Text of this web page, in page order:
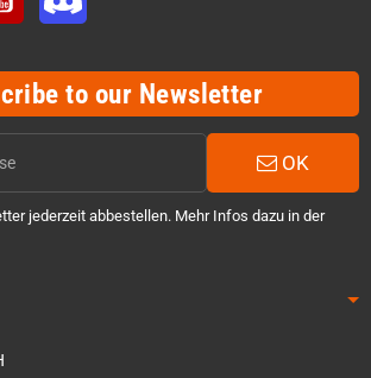
to our Newsletter
OK
jederzeit abbestellen. Mehr Infos dazu in der